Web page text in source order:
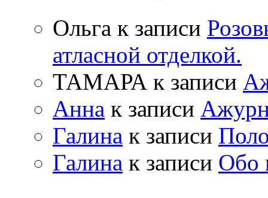
Ольга к записи
атласной отделкой.
ТАМАРА к записи
Анна к записи
Галина к записи
Галина к записи Обо